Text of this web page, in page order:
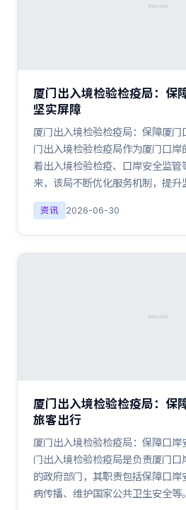
厦门出入境检验检疫局：保
坚实屏障
厦门出入境检验检疫局：保障厦
门出入境检验检疫局作为厦门口岸
着出入境检验检疫、口岸安全监
来，该局不断优化服务机制，提
资讯 2026-06-30
厦门出入境检验检疫局：保
旅客出行
厦门出入境检验检疫局：保障口
门出入境检验检疫局是负责厦门
的政府部门，其职责包括保障口
病传播、维护国家公共卫生安全